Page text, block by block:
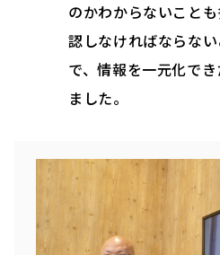
のかわからないこと
認しなければならな
で、情報を一元化で
ました。